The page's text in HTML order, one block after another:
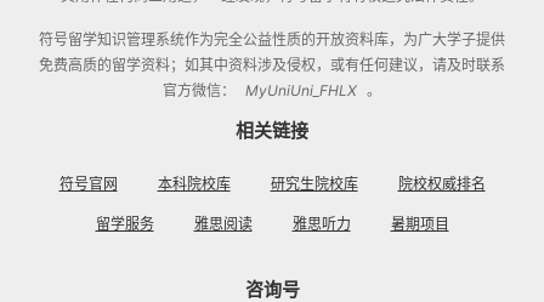
符号留学知识管理系统作为完全公益性质的开放资料库，为广大学子提供
免费高质的留学资料；如其中资料涉及侵权，或有任何建议，请及时联系
官方微信：
MyUniUni_FHLX 。
相关链接
符号官网 本科院校库 研究生院校库 院校权威排名
留学服务 雅思阅读 雅思听力 暑期项目
咨询号